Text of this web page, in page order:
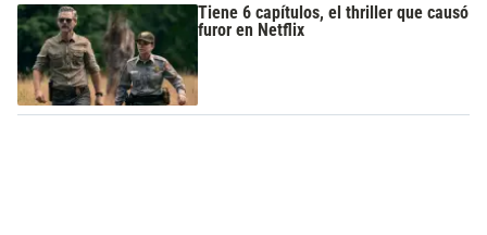
Tiene 6 capítulos, el thriller que causó
furor en Netflix